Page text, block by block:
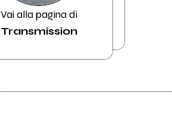
Vai alla pagina di
Transmission